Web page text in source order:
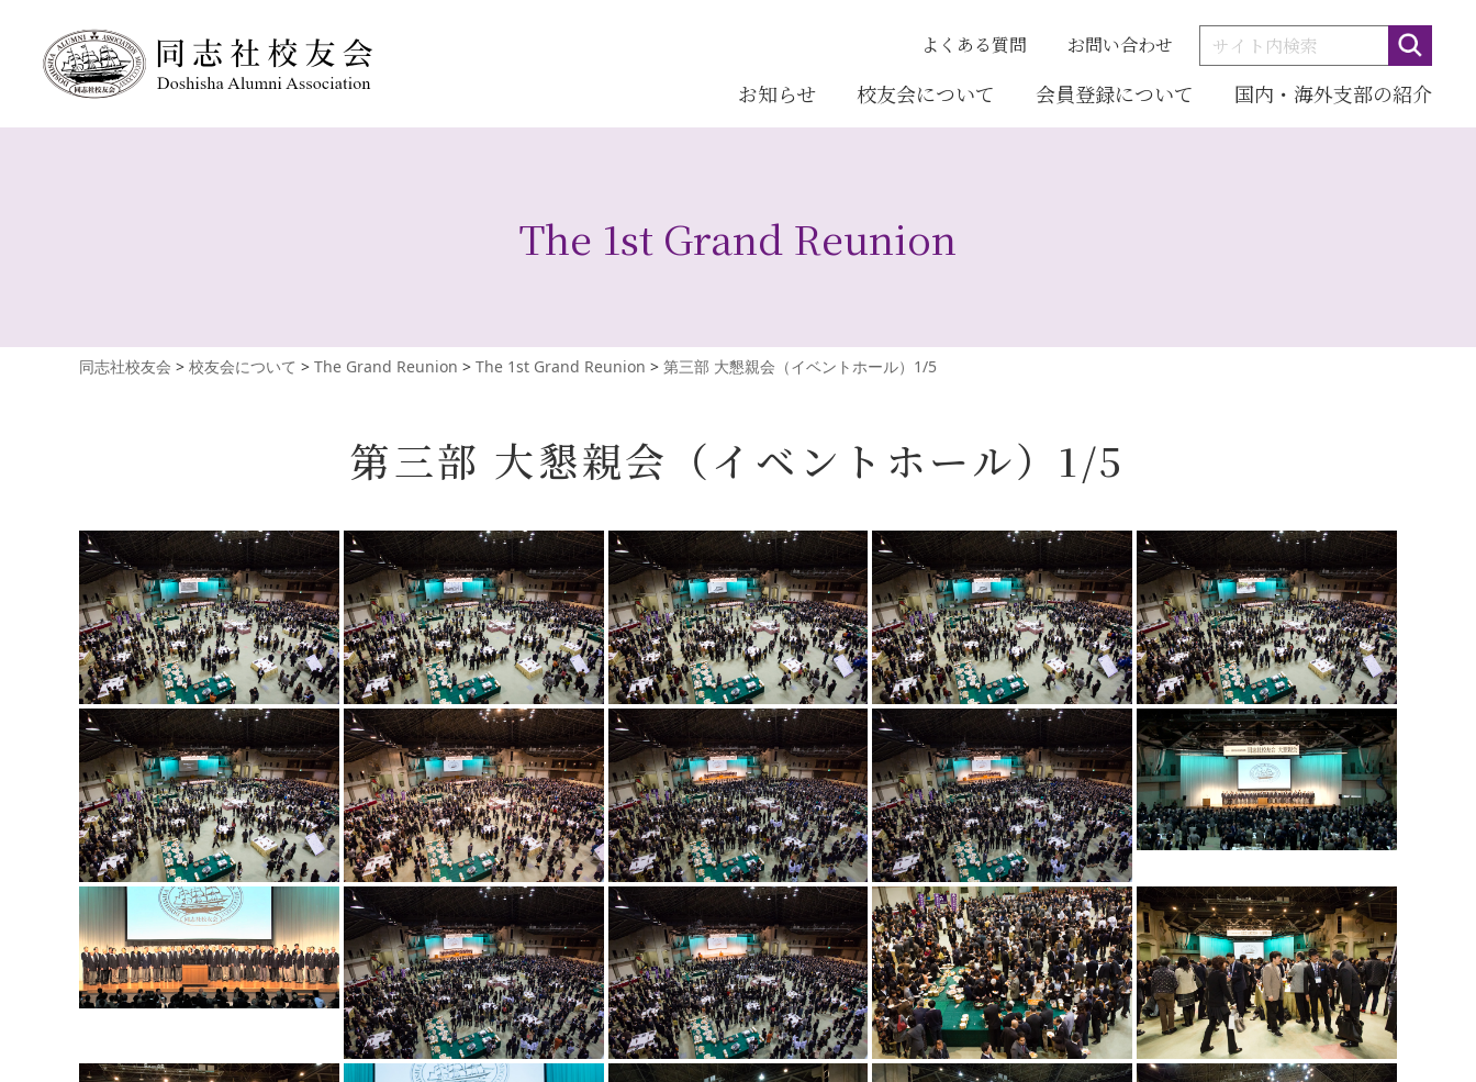
お知らせ 校友会について 会員登録について 国内・海外支部の紹介
よくある質問 お問い合わせ
The 1st Grand Reunion
同志社校友会 > 校友会について > The Grand Reunion > The 1st Grand Reunion > 第三部 大懇親会（イベントホール）1/5
第三部 大懇親会 （イベントホール）1/5